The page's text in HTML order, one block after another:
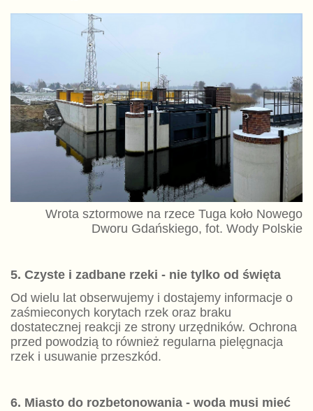
Wrota sztormowe na rzece Tuga koło Nowego
Dworu Gdańskiego, fot. Wody Polskie
5. Czyste i zadbane rzeki - nie tylko od święta
Od wielu lat obserwujemy i dostajemy informacje o
zaśmieconych korytach rzek oraz braku
dostatecznej reakcji ze strony urzędników. Ochrona
przed powodzią to również regularna pielęgnacja
rzek i usuwanie przeszkód.
6. Miasto do rozbetonowania - woda musi mieć